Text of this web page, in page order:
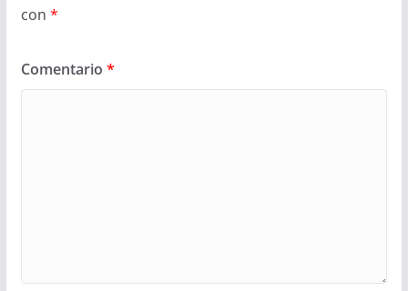
con *
Comentario *